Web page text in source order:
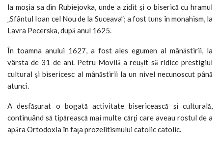
la moşia sa din Rubiejovka, unde a zidit şi o biserică cu hramul
„Sfântul Ioan cel Nou de la Suceava”; a fost tuns în monahism, la
Lavra Pecerska, după anul 1625.
În toamna anului 1627, a fost ales egumen al mânăstirii, la
vârsta de 31 de ani. Petru Movilă a reușit să ridice prestigiul
cultural şi bisericesc al mânăstirii la un nivel necunoscut până
atunci.
A desfăşurat o bogată activitate bisericească şi culturală,
continuând să tipărească mai multe cărţi care aveau rostul de a
apăra Ortodoxia în faţa prozelitismului catolic catolic.